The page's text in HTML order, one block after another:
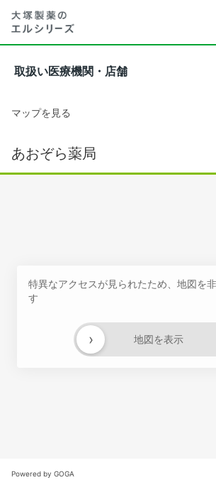
取扱い医療機関・店舗
マップを見る
あおぞら薬局
特異なアクセスが見られたため、地図を
す
地図を表示
›
Powered by GOGA